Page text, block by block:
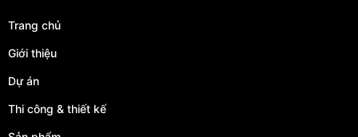
Trang chủ
Giới thiệu
Dự án
Thi công & thiết kế